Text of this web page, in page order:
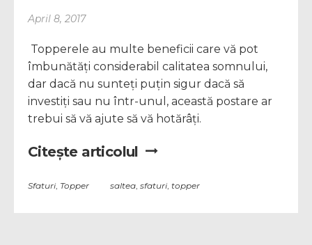
April 8, 2017
Topperele au multe beneficii care vă pot
îmbunătăți considerabil calitatea somnului,
dar dacă nu sunteți puțin sigur dacă să
investiți sau nu într-unul, această postare ar
trebui să vă ajute să vă hotărâți.
Citește articolul
Sfaturi Topper saltea sfaturi topper